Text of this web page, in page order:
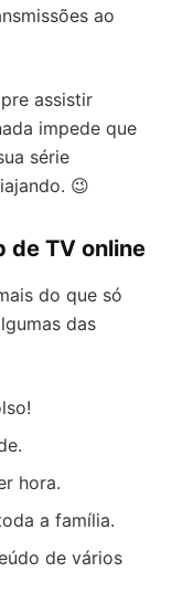
ao
assistir
impede que
série
😉
de TV online
do que só
das
hora.
a família.
de vários